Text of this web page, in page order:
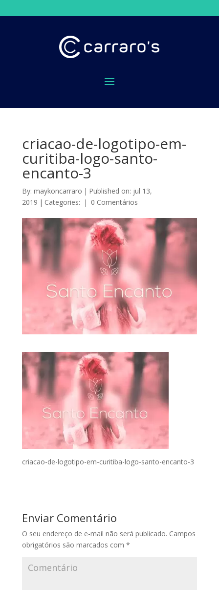
criacao-de-logotipo-em-
curitiba-logo-santo-
encanto-3
By: maykoncarraro | Published on: jul 13,
2019 | Categories: | 0 Comentários
criacao-de-logotipo-em-curitiba-logo-santo-encanto-3
Enviar Comentário
O seu endereço de e-mail não será publicado. Campos
obrigatórios são marcados com *